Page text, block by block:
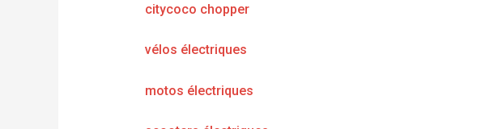
citycoco chopper
vélos électriques
motos électriques